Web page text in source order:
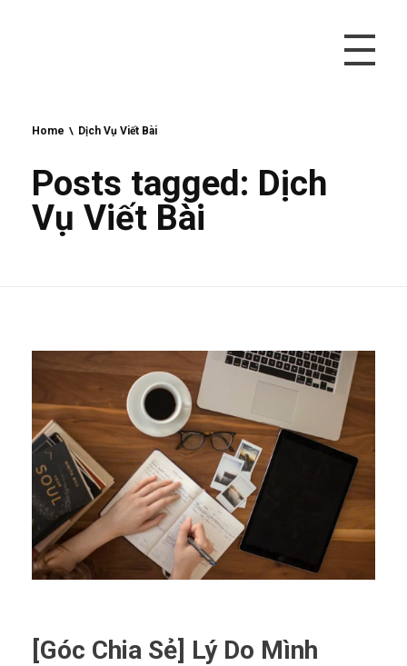
Home Dịch Vụ Viết Bài
Posts tagged: Dịch
Vụ Viết Bài
[Góc Chia Sẻ] Lý Do Mình